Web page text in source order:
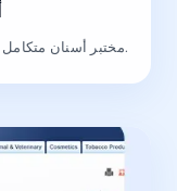
مختبر أسنان متكامل الخدمات يخدم العملاء في الخارج منذ عام 2008.